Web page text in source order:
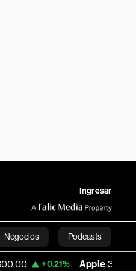
Ingresar
Negocios Podcasts
+0.21% Apple 303.27 -1.74%